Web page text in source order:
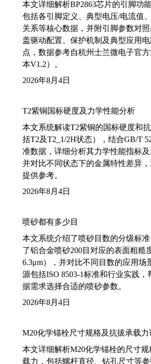
本文详细解析BP2863芯片的引脚功
包括各引脚定义、典型电压/电流值
关系等核心数据，并附引脚参数对
盖驱动配置、保护机制及典型应用
点，数据参考自杭州士兰微电子官
本V1.2）。
2026年8月4日
T2紫铜国标硬度及力学性能分析
本文系统解读T2紫铜的国标硬度和
括T2及T2_1/2H状态），结合GB/T
准数据，详细分析其力学性能指标及
并对比不同状态下的金属特性差异
提供参考。
2026年8月4日
喷砂都有多少目
本文系统介绍了喷砂目数的分级标
了铝合金喷砂200目对应的表面粗糙
6.3μm），并对比不同目数的应用场
源包括ISO 8503-1标准和行业实践，
据需求选择合适的喷砂参数。
2026年8月4日
M20化学锚栓尺寸规格及抗拔承载力
本文详细解析M20化学锚栓的尺寸规
载力，包括螺杆直径、钻孔尺寸等